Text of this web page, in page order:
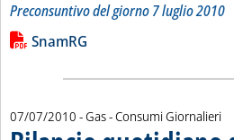
Preconsuntivo del giorno 7 luglio 2010
Leggi tutta la notizia: 'Bilancio
Lista allegati PDF alla
SnamRG
07/07/2010 - Gas - Consumi Giornalieri